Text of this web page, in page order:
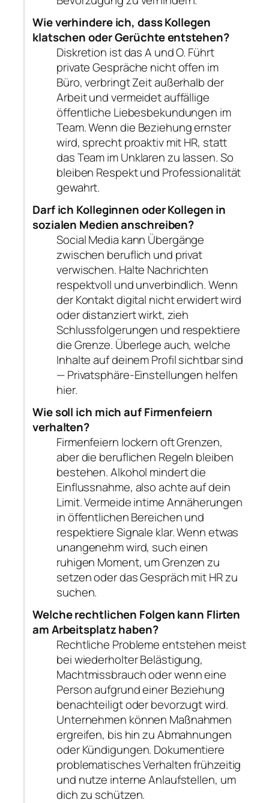
Wie verhindere ich, dass Kollegen
klatschen oder Gerüchte entstehen?
Diskretion ist das A und O. Führt
private Gespräche nicht offen im
Büro, verbringt Zeit außerhalb der
Arbeit und vermeidet auffällige
öffentliche Liebesbekundungen im
Team. Wenn die Beziehung ernster
wird, sprecht proaktiv mit HR, statt
das Team im Unklaren zu lassen. So
bleiben Respekt und Professionalität
gewahrt.
Darf ich Kolleginnen oder Kollegen in
sozialen Medien anschreiben?
Social Media kann Übergänge
zwischen beruflich und privat
verwischen. Halte Nachrichten
respektvoll und unverbindlich. Wenn
der Kontakt digital nicht erwidert wird
oder distanziert wirkt, zieh
Schlussfolgerungen und respektiere
die Grenze. Überlege auch, welche
Inhalte auf deinem Profil sichtbar sind
— Privatsphäre-Einstellungen helfen
hier.
Wie soll ich mich auf Firmenfeiern
verhalten?
Firmenfeiern lockern oft Grenzen,
aber die beruflichen Regeln bleiben
bestehen. Alkohol mindert die
Einflussnahme, also achte auf dein
Limit. Vermeide intime Annäherungen
in öffentlichen Bereichen und
respektiere Signale klar. Wenn etwas
unangenehm wird, such einen
ruhigen Moment, um Grenzen zu
setzen oder das Gespräch mit HR zu
suchen.
Welche rechtlichen Folgen kann Flirten
am Arbeitsplatz haben?
Rechtliche Probleme entstehen meist
bei wiederholter Belästigung,
Machtmissbrauch oder wenn eine
Person aufgrund einer Beziehung
benachteiligt oder bevorzugt wird.
Unternehmen können Maßnahmen
ergreifen, bis hin zu Abmahnungen
oder Kündigungen. Dokumentiere
problematisches Verhalten frühzeitig
und nutze interne Anlaufstellen, um
dich zu schützen.